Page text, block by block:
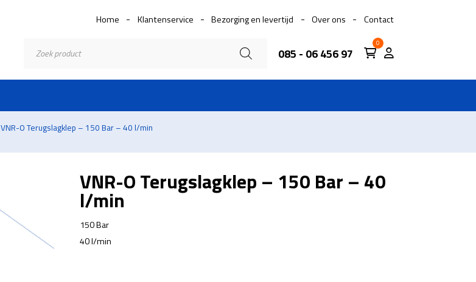
Home Klantenservice Bezorging en levertijd Over ons Contact
zoeken 085 - 06 456 97
0
VNR-O Terugslagklep – 150 Bar – 40 l/min
VNR-O Terugslagklep – 150 Bar – 40
l/min
150 Bar
40 l/min